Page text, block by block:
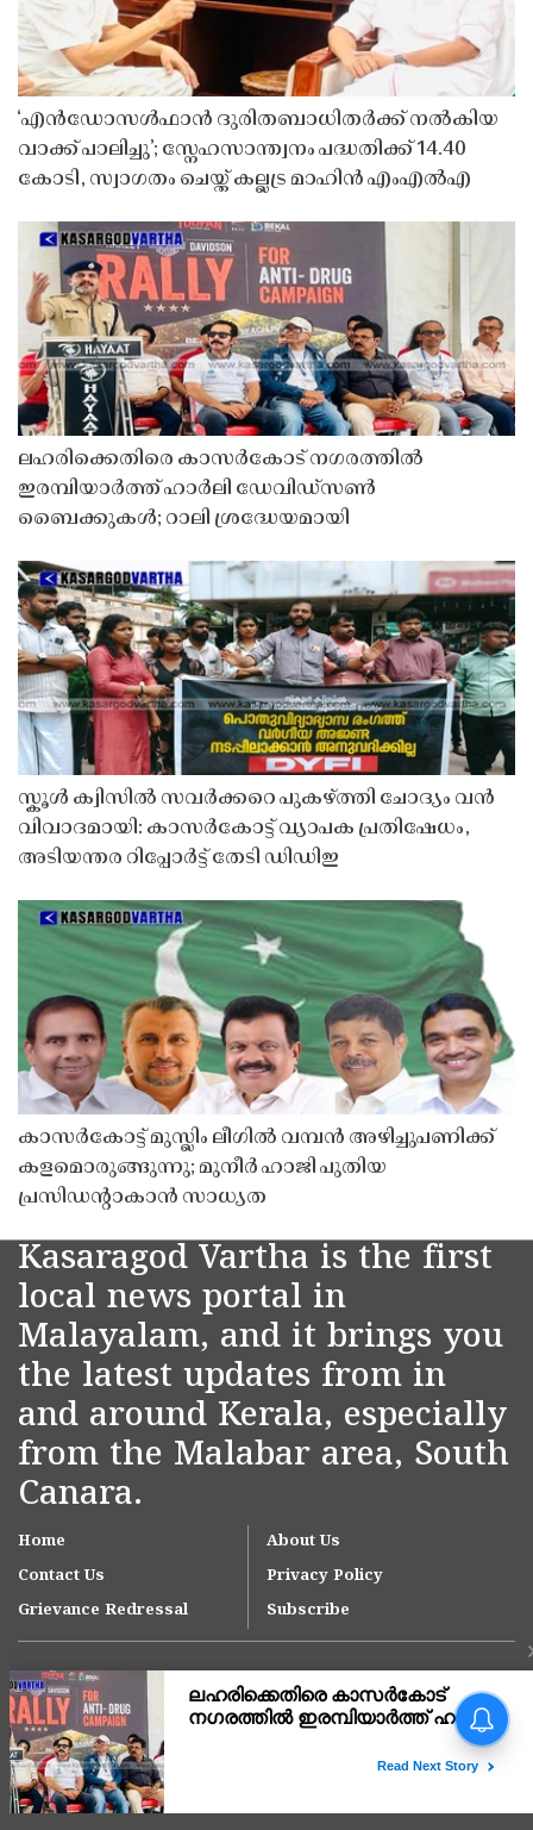
‘എൻഡോസൾഫാൻ ദുരിതബാധിതർക്ക് നൽകിയ
വാക്ക് പാലിച്ചു’; സ്നേഹസാന്ത്വനം പദ്ധതിക്ക് 14.40
കോടി, സ്വാഗതം ചെയ്ത് കല്ലട്ര മാഹിൻ എംഎൽഎ
ലഹരിക്കെതിരെ കാസർകോട് നഗരത്തിൽ
ഇരമ്പിയാർത്ത് ഹാർലി ഡേവിഡ്‌സൺ
ബൈക്കുകൾ; റാലി ശ്രദ്ധേയമായി
സ്കൂൾ ക്വിസിൽ സവർക്കറെ പുകഴ്ത്തി ചോദ്യം വൻ
വിവാദമായി: കാസർകോട്ട് വ്യാപക പ്രതിഷേധം,
അടിയന്തര റിപ്പോർട്ട് തേടി ഡിഡിഇ
കാസർകോട്ട് മുസ്ലിം ലീഗിൽ വമ്പൻ അഴിച്ചുപണിക്ക്
കളമൊരുങ്ങുന്നു; മുനീർ ഹാജി പുതിയ
പ്രസിഡൻ്റാകാൻ സാധ്യത
Kasaragod Vartha is the first
local news portal in
Malayalam, and it brings you
the latest updates from in
and around Kerala, especially
from the Malabar area, South
Canara.
Home
About Us
Contact Us
Privacy Policy
Grievance Redressal
Subscribe
Copyright © 2007-